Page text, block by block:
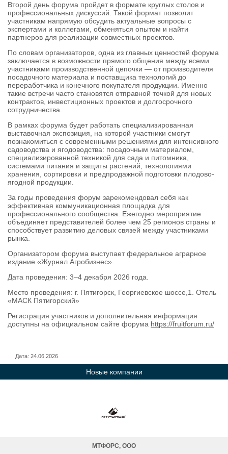
Второй день форума пройдет в формате круглых столов и
профессиональных дискуссий. Такой формат позволит
участникам напрямую обсудить актуальные вопросы с
экспертами и коллегами, обменяться опытом и найти
партнеров для реализации совместных проектов.
По словам организаторов, одна из главных ценностей форума
заключается в возможности прямого общения между всеми
участниками производственной цепочки — от производителя
посадочного материала и поставщика технологий до
переработчика и конечного покупателя продукции. Именно
такие встречи часто становятся отправной точкой для новых
контрактов, инвестиционных проектов и долгосрочного
сотрудничества.
В рамках форума будет работать специализированная
выставочная экспозиция, на которой участники смогут
познакомиться с современными решениями для интенсивного
садоводства и ягодоводства: посадочным материалом,
специализированной техникой для сада и питомника,
системами питания и защиты растений, технологиями
хранения, сортировки и предпродажной подготовки плодово-
ягодной продукции.
За годы проведения форум зарекомендовал себя как
эффективная коммуникационная площадка для
профессионального сообщества. Ежегодно мероприятие
объединяет представителей более чем 25 регионов страны и
способствует развитию деловых связей между участниками
рынка.
Организатором форума выступает федеральное аграрное
издание «Журнал Агробизнес».
Дата проведения: 3–4 декабря 2026 года.
Место проведения: г. Пятигорск, Георгиевское шоссе,1. Отель
«МАСК Пятигорский»
Регистрация участников и дополнительная информация
доступны на официальном сайте форума https://fruitforum.ru/
Дата: 24.06.2026
Новые компании
МТФОРС, ООО